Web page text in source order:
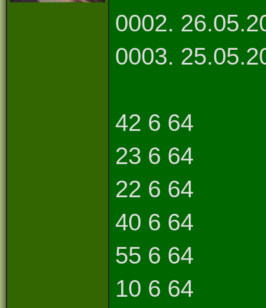
0002.
0003.
42 6 64
23 6 64
22 6 64
40 6 64
55 6 64
10 6 64